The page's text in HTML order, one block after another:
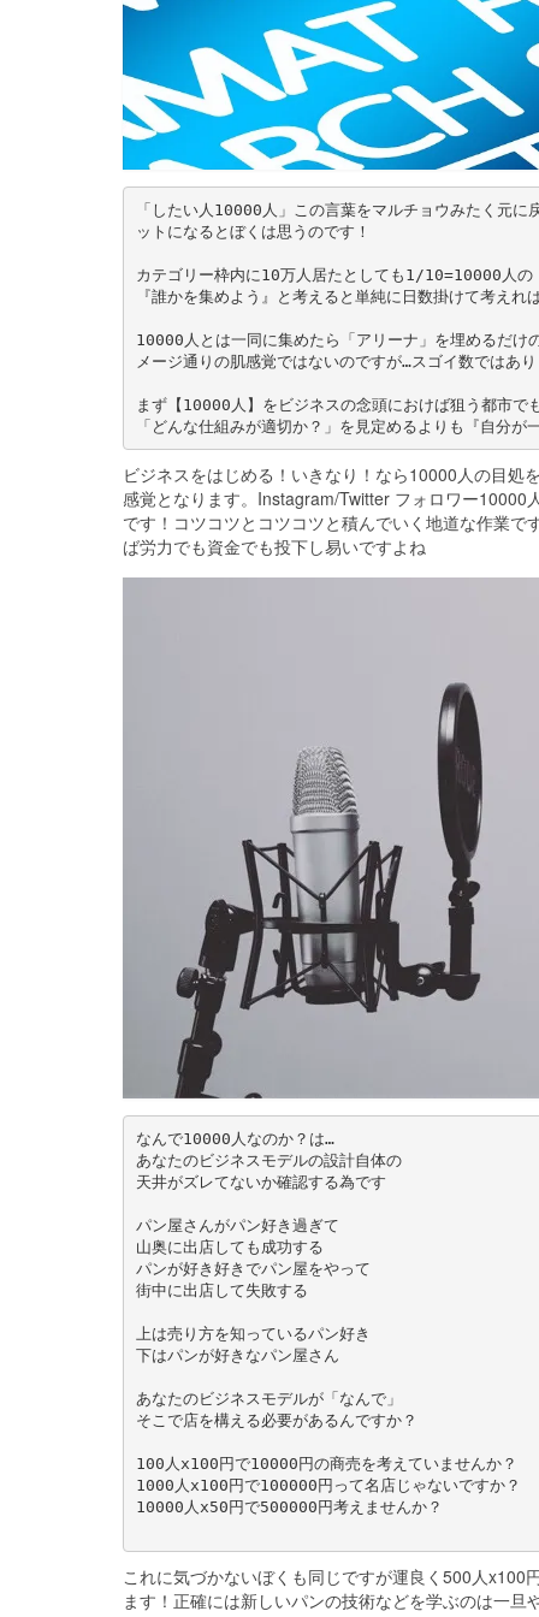
「したい人10000人」この言葉をマルチョウみたく元
ットになるとぼくは思うのです！
カテゴリー枠内に10万人居たとしても1/10=10000人の
『誰かを集めよう』と考えると単純に日数掛けて考え
10000人とは一同に集めたら「アリーナ」を埋めるだけ
メージ通りの肌感覚ではないのですが…スゴイ数ではあ
まず【10000人】をビジネスの念頭におけば狙う都市
「どんな仕組みが適切か？」を見定めるよりも『自分
ビジネスをはじめる！いきなり！なら10000人の目
感覚となります。Instagram/Twitter フォロワー
です！コツコツとコツコツと積んでいく地道な作業
ば労力でも資金でも投下し易いですよね
なんで10000人なのか？は…
あなたのビジネスモデルの設計自体の
天井がズレてないか確認する為です
パン屋さんがパン好き過ぎて
山奥に出店しても成功する
パンが好き好きでパン屋をやって
街中に出店して失敗する
上は売り方を知っているパン好き
下はパンが好きなパン屋さん
あなたのビジネスモデルが「なんで」
そこで店を構える必要があるんですか？
100人x100円で10000円の商売を考えていませんか？
1000人x100円で100000円って名店じゃないですか？
10000人x50円で500000円考えませんか？
これに気づかないぼくも同じですが運良く500人
ます！正確には新しいパンの技術などを学ぶのは一